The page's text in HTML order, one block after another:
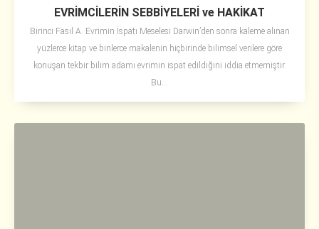
EVRİMCİLERİN SEBBİYELERİ ve HAKİKAT
Birinci Fasıl A. Evrimin İspatı Meselesi Darwin’den sonra kaleme alınan
yüzlerce kitap ve binlerce makalenin hiçbirinde bilimsel verilere göre
konuşan tekbir bilim adamı evrimin ispat edildiğini iddia etmemiştir.
Bu...